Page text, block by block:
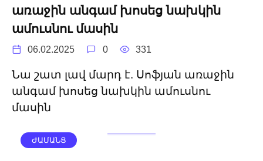
առաջին անգամ խոսեց նախկին
ամուսնու մասին
06.02.2025 0 331
Նա շատ լավ մարդ է. Սոֆյան առաջին
անգամ խոսեց նախկին ամուսնու
մասին
ԺԱՄԱՆՑ